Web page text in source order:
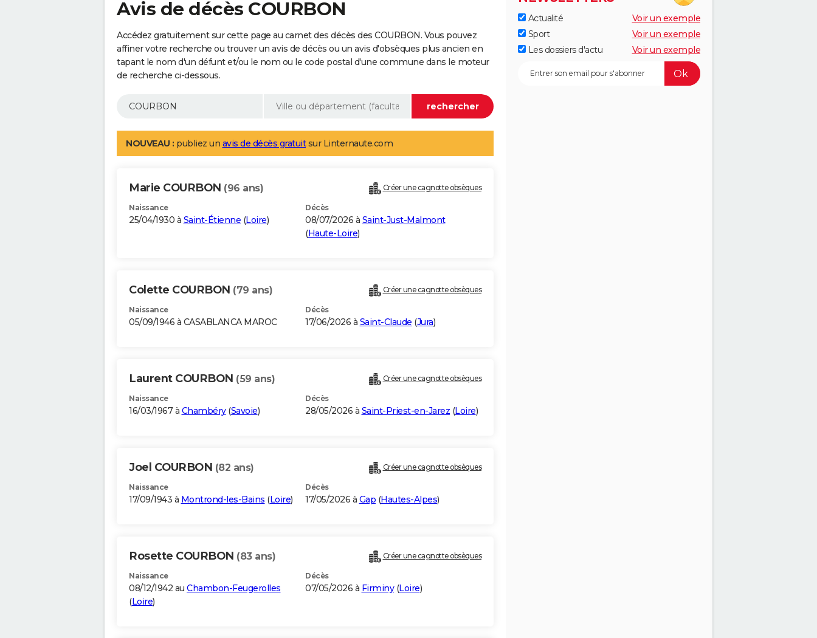
Avis de décès COURBON
Accédez gratuitement sur cette page au carnet des décès des COURBON. Vous pouvez
affiner votre recherche ou trouver un avis de décès ou un avis d'obsèques plus ancien en
tapant le nom d'un défunt et/ou le nom ou le code postal d'une commune dans le moteur
de recherche ci-dessous.
NOUVEAU : publiez un avis de décès gratuitsur Linternaute.com
Marie COURBON (96 ans) Créer une cagnotte obsèques
Naissance
25/04/1930 à Saint-Étienne (Loire)
Décès
08/07/2026 à Saint-Just-Malmont
(Haute-Loire)
Colette COURBON (79 ans) Créer une cagnotte obsèques
Naissance
05/09/1946 à CASABLANCA MAROC
Décès
17/06/2026 à Saint-Claude (Jura)
Laurent COURBON (59 ans) Créer une cagnotte obsèques
Naissance
16/03/1967 à Chambéry(Savoie)
Décès
28/05/2026 à Saint-Priest-en-Jarez (Loire)
Joel COURBON (82 ans) Créer une cagnotte obsèques
Naissance
17/09/1943 à Montrond-les-Bains (Loire)
Décès
17/05/2026 à Gap (Hautes-Alpes)
Rosette COURBON (83 ans) Créer une cagnotte obsèques
Naissance
08/12/1942 au Chambon-Feugerolles
(Loire)
Décès
07/05/2026 à Firminy(Loire)
Actualité
Voir un exemple
Sport
Voir un exemple
Les dossiers d'actu
Voir un exemple